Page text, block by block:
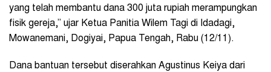
yang telah membantu dana 300 juta rupiah merampungkan
fisik gereja,” ujar Ketua Panitia Wilem Tagi di Idadagi,
Mowanemani, Dogiyai, Papua Tengah, Rabu (12/11).
Dana bantuan tersebut diserahkan Agustinus Keiya dari